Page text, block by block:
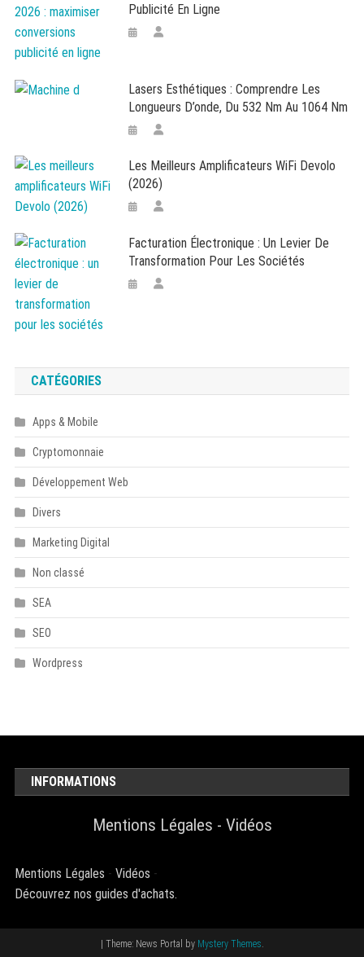
Publicité En Ligne
Lasers Esthétiques : Comprendre Les
Longueurs D’onde, Du 532 Nm Au 1064 Nm
Les Meilleurs Amplificateurs WiFi Devolo
(2026)
Facturation Électronique : Un Levier De
Transformation Pour Les Sociétés
CATÉGORIES
Apps & Mobile
Cryptomonnaie
Développement Web
Divers
Marketing Digital
Non classé
SEA
SEO
Wordpress
INFORMATIONS
Mentions Légales - Vidéos
Mentions Légales -Vidéos -
Découvrez nos guides d'achats.
| Theme: News Portal by Mystery Themes